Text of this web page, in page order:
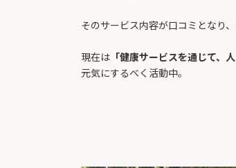
そのサービス内容が口コミとなり
現在は 「健康サービスを通じて、
元気にするべく活動中。